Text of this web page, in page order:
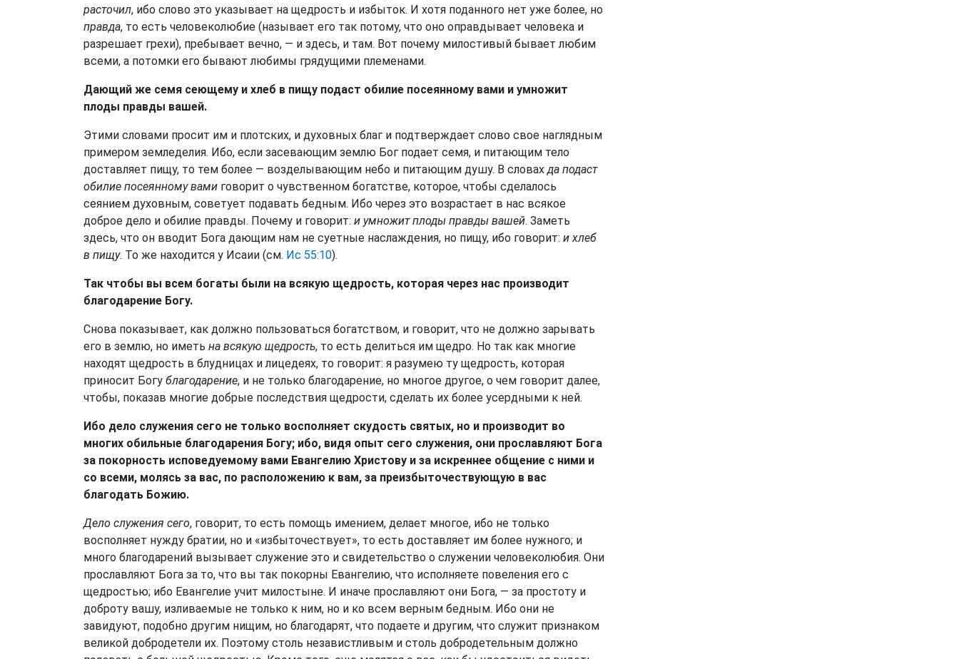
расточил, ибо слово это указывает на щедрость и избыток. И хотя поданного нет уже более, но
правда, то есть человеколюбие (называет его так потому, что оно оправдывает человека и
разрешает грехи), пребывает вечно, — и здесь, и там. Вот почему милостивый бывает любим
всеми, а потомки его бывают любимы грядущими племенами.
Дающий же семя сеющему и хлеб в пищу подаст обилие посеянному вами и умножит
плоды правды вашей.
Этими словами просит им и плотских, и духовных благ и подтверждает слово свое наглядным
примером земледелия. Ибо, если засевающим землю Бог подает семя, и питающим тело
доставляет пищу, то тем более — возделывающим небо и питающим душу. В словахда подаст
обилие посеянному вами говорит о чувственном богатстве, которое, чтобы сделалось
сеянием духовным, советует подавать бедным. Ибо через это возрастает в нас всякое
доброе дело и обилие правды. Почему и говорит: и умножит плоды правды вашей. Заметь
здесь, что он вводит Бога дающим нам не суетные наслаждения, но пищу, ибо говорит: и хлеб
в пищу. То же находится у Исаии (см. Ис 55:10).
Так чтобы вы всем богаты были на всякую щедрость, которая через нас производит
благодарение Богу.
Снова показывает, как должно пользоваться богатством, и говорит, что не должно зарывать
его в землю, но иметь на всякую щедрость, то есть делиться им щедро. Но так как многие
находят щедрость в блудницах и лицедеях, то говорит: я разумею ту щедрость, которая
приносит Богу благодарение, и не только благодарение, но многое другое, о чем говорит далее,
чтобы, показав многие добрые последствия щедрости, сделать их более усердными к ней.
Ибо дело служения сего не только восполняет скудость святых, но и производит во
многих обильные благодарения Богу; ибо, видя опыт сего служения, они прославляют Бога
за покорность исповедуемому вами Евангелию Христову и за искреннее общение с ними и
со всеми, молясь за вас, по расположению к вам, за преизбыточествующую в вас
благодать Божию.
Дело служения сего, говорит, то есть помощь имением, делает многое, ибо не только
восполняет нужду братии, но и «избыточествует», то есть доставляет им более нужного; и
много благодарений вызывает служение это и свидетельство о служении человеколюбия. Они
прославляют Бога за то, что вы так покорны Евангелию, что исполняете повеления его с
щедростью; ибо Евангелие учит милостыне. И иначе прославляют они Бога, — за простоту и
доброту вашу, изливаемые не только к ним, но и ко всем верным бедным. Ибо они не
завидуют, подобно другим нищим, но благодарят, что подаете и другим, что служит признаком
великой добродетели их. Поэтому столь независтливым и столь добродетельным должно